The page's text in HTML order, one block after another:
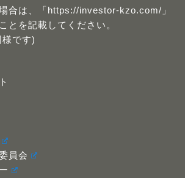
合は、「https://investor-kzo.com/」
とを記載してください。
です)
員会